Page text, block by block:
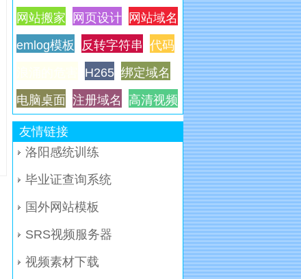
网站搬家
网页设计
网站域名
emlog模板
反转字符串 代码
H265 绑定域名
电脑桌面 注册域名 高清视频
友情链接
洛阳感统训练
毕业证查询系统
国外网站模板
SRS视频服务器
视频素材下载